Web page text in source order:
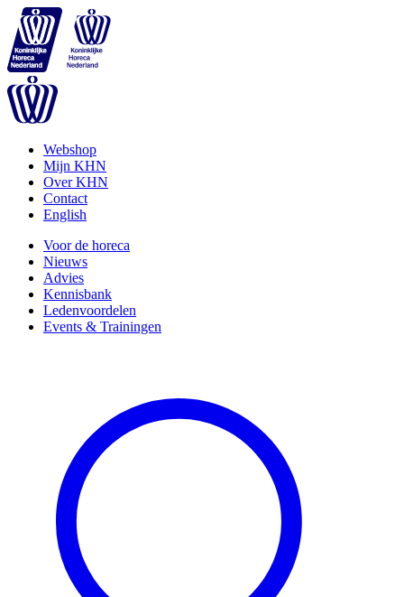
Webshop
Mijn KHN
Over KHN
Contact
English
Voor de horeca
Nieuws
Advies
Kennisbank
Ledenvoordelen
Events & Trainingen